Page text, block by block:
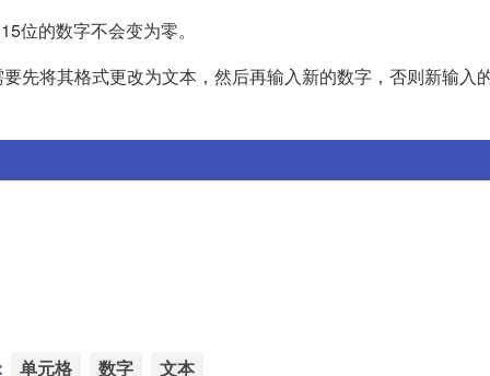
位的数字不会变为零。
先将其格式更改为文本，然后再输入新的数字，否则新输入
单元格 数字 文本